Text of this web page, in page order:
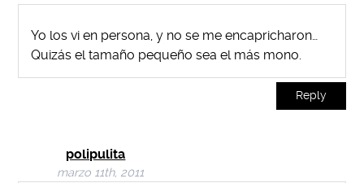
Yo los vi en persona, y no se me encapricharon…
Quizás el tamaño pequeño sea el más mono.
Reply
polipulita
marzo 11th, 2011